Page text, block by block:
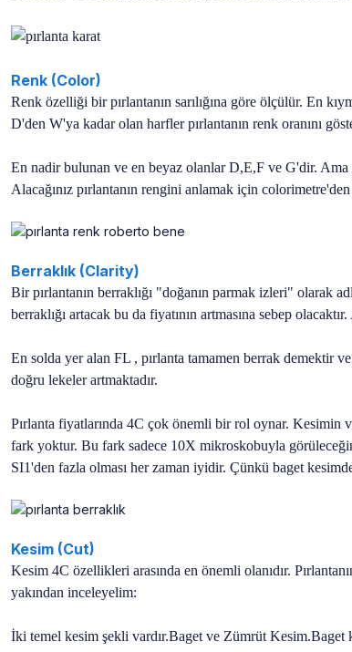
Renk (Color)
Renk özelliği bir pırlantanın sarılığına göre ölçülür. En
D'den W'ya kadar olan harfler pırlantanın renk oranını
En nadir bulunan ve en beyaz olanlar D,E,F ve G'dir. Ama
Alacağınız pırlantanın rengini anlamak için
Berraklık (Clarity)
Bir pırlantanın berraklığı "doğanın parmak izleri" olarak
berraklığı artacak bu da fiyatının artmasına sebep
En solda yer alan FL , pırlanta tamamen berrak demektir
doğru lekeler artmaktadır.
Pırlanta fiyatlarında 4C çok önemli bir rol oynar. Kesimin
fark yoktur. Bu fark sadece 10X mikroskobuyla
SI1'den fazla olması her zaman iyidir. Çünkü baget
Kesim (Cut)
Kesim 4C özellikleri arasında en önemli olanıdır.
yakından inceleyelim:
İki temel kesim şekli vardır.Baget ve Zümrüt Kesim.Baget